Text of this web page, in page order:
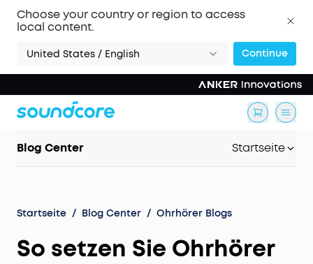
Choose your country or region to access
local content.
United States / English Continue
Blog Center Startseite
Startseite / Blog Center / Ohrhörer Blogs
So setzen Sie Ohrhörer